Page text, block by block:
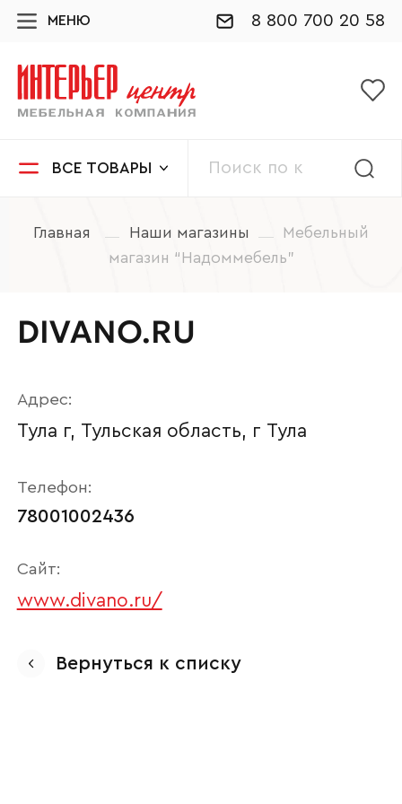
МЕНЮ 8 800 700 20 58
ВСЕ ТОВАРЫ
Главная Наши магазины
Мебельный
магазин “Надоммебель”
DIVANO.RU
Адрес:
Тула г, Тульская область, г Тула
Телефон:
78001002436
Сайт:
www.divano.ru/
Вернуться к списку